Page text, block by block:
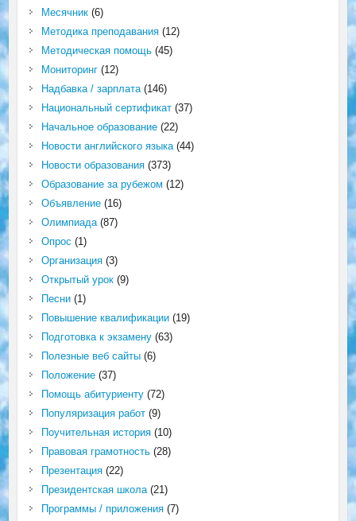
Месячник(6)
Методика преподавания(12)
Методическая помощь(45)
Мониторинг(12)
Надбавка / зарплата(146)
Национальный сертификат(37)
Начальное образование(22)
Новости английского языка(44)
Новости образования(373)
Образование за рубежом (12)
Объявление(16)
Олимпиада(87)
Опрос (1)
Организация(3)
Открытый урок(9)
Песни(1)
Повышение квалификации(19)
Подготовка к экзамену(63)
Полезные веб сайты(6)
Положение(37)
Помощь абитуриенту(72)
Популяризация работ(9)
Поучительная история(10)
Правовая грамотность(28)
Презентация(22)
Президентская школа(21)
Программы / приложения(7)